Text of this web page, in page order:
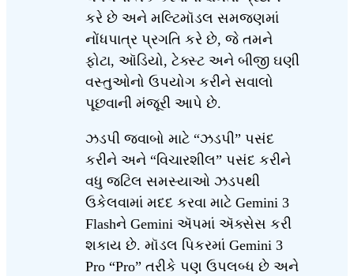
કરે છે અને મલ્ટિમૉડલ સમજણમાં
નોંધપાત્ર પ્રગતિ કરે છે, જે તમને
ફોટા, ઑડિયો, ટેક્સ્ટ અને બીજી ઘણી
વસ્તુઓનો ઉપયોગ કરીને સવાલો
પૂછવાની મંજૂરી આપે છે.
ઝડપી જવાબો માટે “ઝડપી” પસંદ
કરીને અને “વિચારશીલ” પસંદ કરીને
વધુ જટિલ સમસ્યાઓ ઝડપથી
ઉકેલવામાં મદદ કરવા માટે Gemini 3
Flashને Gemini ઍપમાં ઍક્સેસ કરી
શકાય છે. મૉડલ પિકરમાં Gemini 3
Pro “Pro” તરીકે પણ ઉપલબ્ધ છે અને